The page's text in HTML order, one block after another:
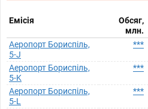
Емісія
Обсяг,
млн.
Аеропорт Бориспіль,
5-J
***
Аеропорт Бориспіль,
5-K
***
Аеропорт Бориспіль,
5-L
***